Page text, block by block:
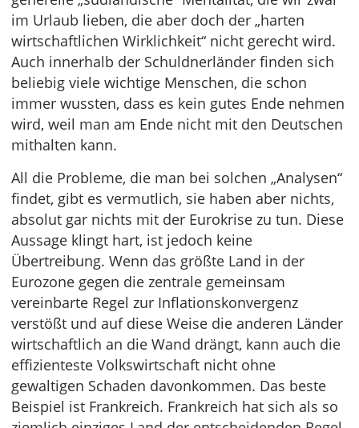
im Urlaub lieben, die aber doch der „harten
wirtschaftlichen Wirklichkeit“ nicht gerecht wird.
Auch innerhalb der Schuldnerländer finden sich
beliebig viele wichtige Menschen, die schon
immer wussten, dass es kein gutes Ende nehmen
wird, weil man am Ende nicht mit den Deutschen
mithalten kann.
All die Probleme, die man bei solchen „Analysen“
findet, gibt es vermutlich, sie haben aber nichts,
absolut gar nichts mit der Eurokrise zu tun. Diese
Aussage klingt hart, ist jedoch keine
Übertreibung. Wenn das größte Land in der
Eurozone gegen die zentrale gemeinsam
vereinbarte Regel zur Inflationskonvergenz
verstößt und auf diese Weise die anderen Länder
wirtschaftlich an die Wand drängt, kann auch die
effizienteste Volkswirtschaft nicht ohne
gewaltigen Schaden davonkommen. Das beste
Beispiel ist Frankreich. Frankreich hat sich als so